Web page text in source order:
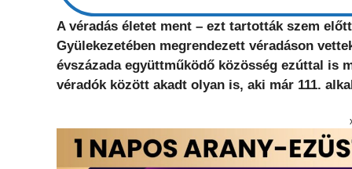
A véradás életet ment – ezt tartották szem
Gyülekezetében megrendezett véradáson
évszázada együttműködő közösség ezúttal is
véradók között akadt olyan is, aki már 111.